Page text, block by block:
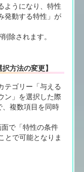
ようになり、特性
発動する特性」が
除されます。
方法の変更】
テゴリー「与える
ン」を選択した際
複数項目を同時
で「特性の条件
とで可能となりま